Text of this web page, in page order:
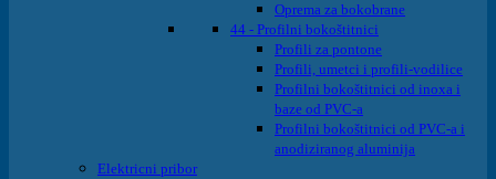
Oprema za bokobrane
44 - Profilni bokoštitnici
Profili za pontone
Profili, umetci i profili-vodilice
Profilni bokoštitnici od inoxa i
baze od PVC-a
Profilni bokoštitnici od PVC-a i
anodiziranog aluminija
Elektricni pribor